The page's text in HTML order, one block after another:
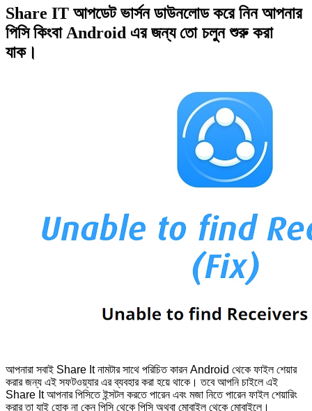
Share IT আপডেট ভার্সন ডাউনলোড করে নিন আপনার
পিসি কিংবা Android এর জন্যতো চলুন শুরু করা
যাক।
আপনারা সবাই Share It নামটার সাথে পরিচিত কারন Android থেকে ফাইল শেয়ার
করার জন্য এই সফটওয়্যার এর ব্যবহার করা হয়ে থাকে। তবে আপনি চাইলে এই
Share It আপনার পিসিতে ইন্সটল করতে পারেন এবং মজা নিতে পারেন ফাইল শেয়ারিং
করার তা যাই হোক না কেন পিসি থেকে পিসি অথবা মোবাইল থেকে মোবাইলে।